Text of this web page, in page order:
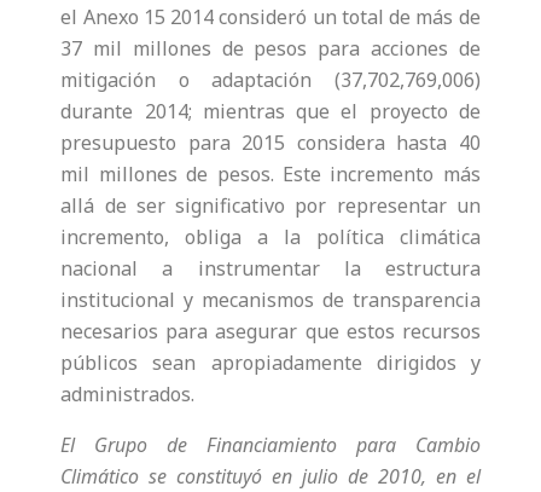
el Anexo 15 2014 consideró un total de más de
37 mil millones de pesos para acciones de
mitigación o adaptación (37,702,769,006)
durante 2014; mientras que el proyecto de
presupuesto para 2015 considera hasta 40
mil millones de pesos. Este incremento más
allá de ser significativo por representar un
incremento, obliga a la política climática
nacional a instrumentar la estructura
institucional y mecanismos de transparencia
necesarios para asegurar que estos recursos
públicos sean apropiadamente dirigidos y
administrados.
El Grupo de Financiamiento para Cambio
Climático se constituyó en julio de 2010, en el